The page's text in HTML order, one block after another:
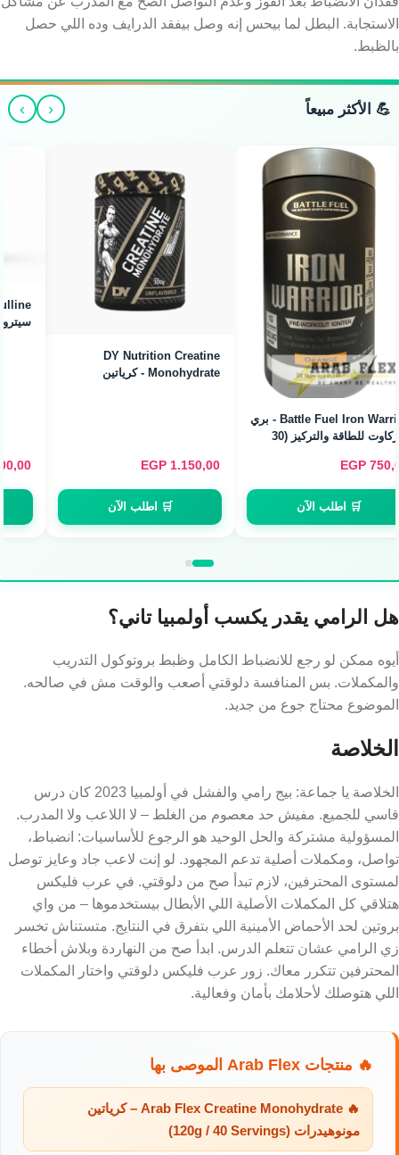
الاستجابة. البطل لما بيحس إنه وصل بيفقد الدرايف وده اللي حصل
بالظبط.
💪 الأكثر مبيعاً ‹
›
سيترولين لضخ الدم (300g)
700,00
🛒 اطلب الآن
Tractor Creatine
Monohydrate - كرياتين
600,00
🛒 اطلب الآن
هل الرامي يقدر يكسب أولمبيا تاني؟
أيوه ممكن لو رجع للانضباط الكامل وظبط بروتوكول التدريب
والمكملات. بس المنافسة دلوقتي أصعب والوقت مش في صالحه.
الموضوع محتاج جوع من جديد.
الخلاصة
الخلاصة يا جماعة: بيج رامي والفشل في أولمبيا 2023 كان درس
قاسي للجميع. مفيش حد معصوم من الغلط – لا اللاعب ولا المدرب.
المسؤولية مشتركة والحل الوحيد هو الرجوع للأساسيات: انضباط،
تواصل، ومكملات أصلية تدعم المجهود. لو إنت لاعب جاد وعايز توصل
لمستوى المحترفين، لازم تبدأ صح من دلوقتي. في عرب فليكس
هتلاقي كل المكملات الأصلية اللي الأبطال بيستخدموها – من واي
بروتين لحد الأحماض الأمينية اللي بتفرق في النتايج. متستناش تخسر
زي الرامي عشان تتعلم الدرس. ابدأ صح من النهاردة وبلاش أخطاء
المحترفين تتكرر معاك. زور عرب فليكس دلوقتي واختار المكملات
اللي هتوصلك لأحلامك بأمان وفعالية.
🔥 منتجات Arab Flex الموصى بها
🔥 Arab Flex Creatine Monohydrate – كرياتين
مونوهيدرات (120g / 40 Servings)